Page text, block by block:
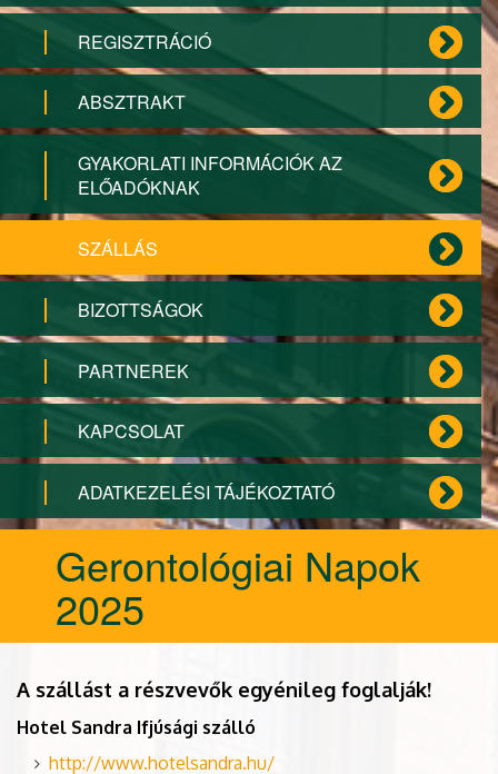
REGISZTRÁCIÓ
ABSZTRAKT
GYAKORLATI INFORMÁCIÓK AZ
ELŐADÓKNAK
SZÁLLÁS
BIZOTTSÁGOK
PARTNEREK
KAPCSOLAT
ADATKEZELÉSI TÁJÉKOZTATÓ
Gerontológiai Napok
2025
A szállást a részvevők egyénileg foglalják!
Hotel Sandra Ifjúsági szálló
http://www.hotelsandra.hu/